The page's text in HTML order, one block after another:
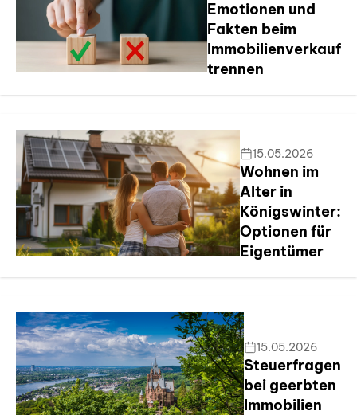
Emotionen und
Fakten beim
Immobilienverkauf
trennen
15.05.2026
Wohnen im
Alter in
Königswinter:
Optionen für
Eigentümer
15.05.2026
Steuerfragen
bei geerbten
Immobilien